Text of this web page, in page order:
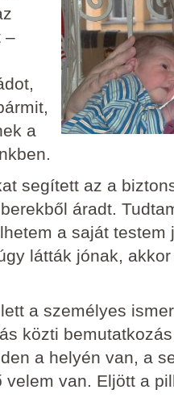
‒
a
segített az a
áradt.
a saját testem
látták jónak,
a személyes
közti
a helyén van, a
velem van. Eljött a